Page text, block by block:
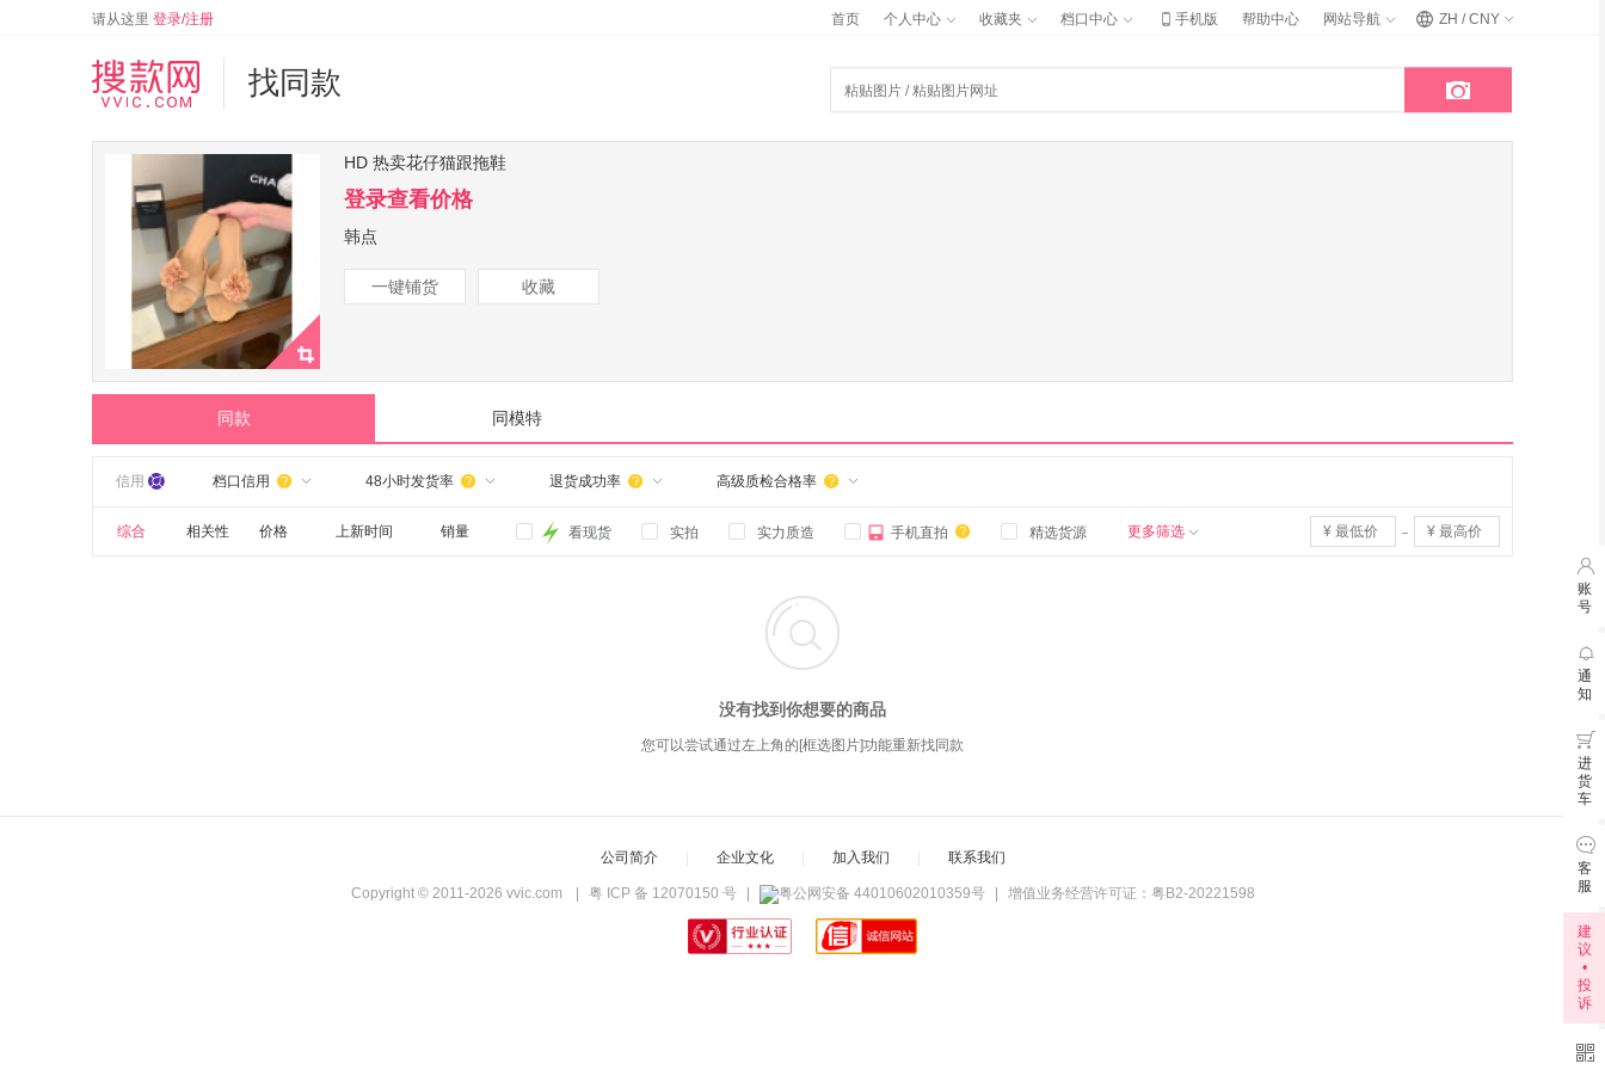
请从这里 登录/注册 首页 个人中心 收藏夹 档口中心  手机版 帮助中心 网站导航 ZH / CNY

账
号

通
知
7月

进
货
车

客
服
建
议
•
投
诉

找同款 
HD 热卖花仔猫跟拖鞋
登录查看价格
韩点
一键铺货 收藏
同款 同模特
信用 档口信用  48小时发货率  退货成功率  高级质检合格率 
综合 相关性 价格 上新时间 销量 看现货 实拍 实力质造 手机直拍  精选货源 更多筛选

没有找到你想要的商品
您可以尝试通过左上角的[框选图片]功能重新找同款
公司简介 企业文化 加入我们 联系我们
Copyright © 2011-2026 vvic.com 粤 ICP 备 12070150 号 粤公网安备 44010602010359号 增值业务经营许可证：粤B2-20221598